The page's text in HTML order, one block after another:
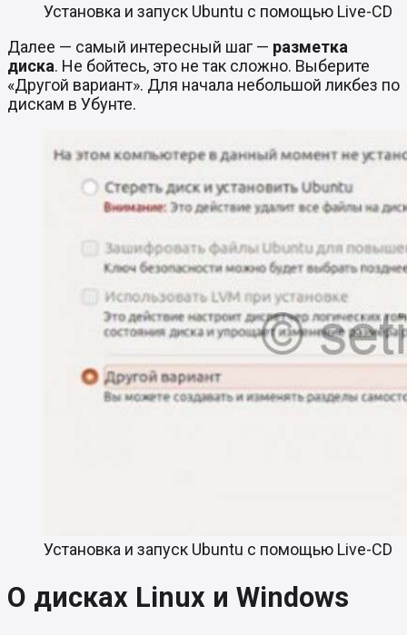
Установка и запуск Ubuntu с помощью Live-CD
Далее — самый интересный шаг — разметка
диска. Не бойтесь, это не так сложно. Выберите
«Другой вариант». Для начала небольшой ликбез по
дискам в Убунте.
Установка и запуск Ubuntu с помощью Live-CD
О дисках Linux и Windows